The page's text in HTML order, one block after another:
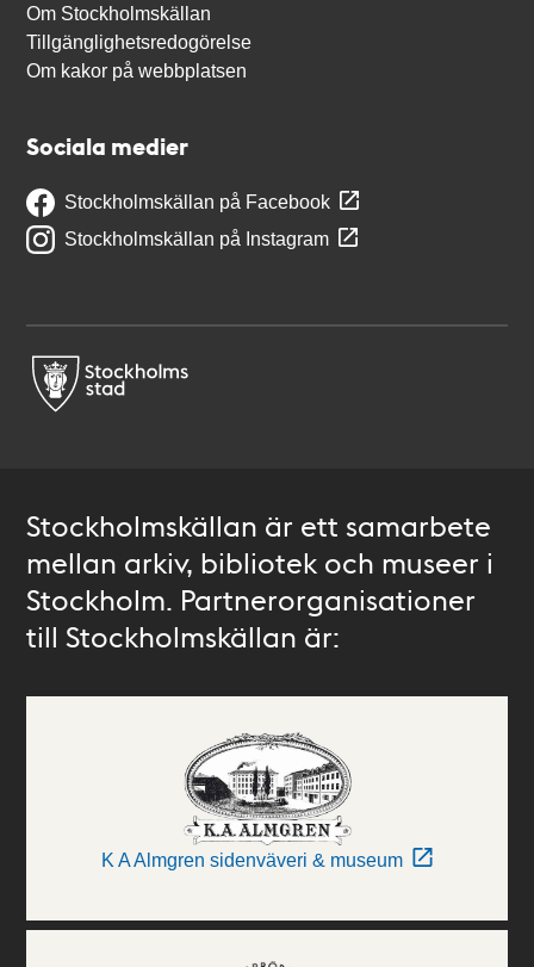
Om Stockholmskällan
Tillgänglighetsredogörelse
Om kakor på webbplatsen
Sociala medier
Stockholmskällan på Facebook
Stockholmskällan på Instagram
Stockholmskällan är ett samarbete
mellan arkiv, bibliotek och museer i
Stockholm. Partnerorganisationer
till Stockholmskällan är:
K A Almgren sidenväveri & museum